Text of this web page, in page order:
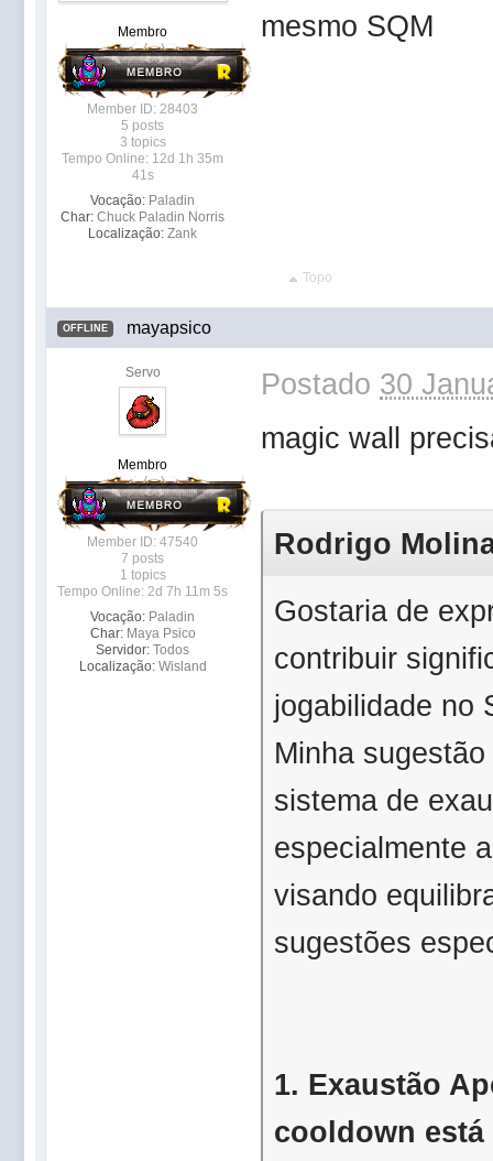
Membro
Member ID: 28403
5 posts
3 topics
Tempo Online: 12d 1h 35m
41s
Vocação: Paladin
Char: Chuck Paladin Norris
Localização: Zank
mesmo SQM
Topo
OFFLINE mayapsico
Servo
Membro
Member ID: 47540
7 posts
1 topics
Tempo Online: 2d 7h 11m 5s
Vocação: Paladin
Char: Maya Psico
Servidor: Todos
Localização: Wisland
Postado 30
magic wall
Rodrigo
Gostaria de
contribuir
jogabilidade no
Minha
sistema de
especialmente
visando
sugestões
1. Exaustão
cooldown está